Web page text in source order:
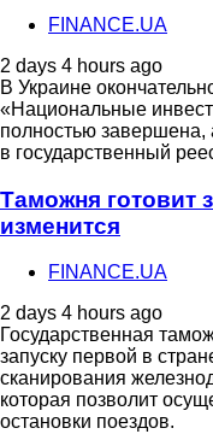
FINANCE.UA
2 days 4 hours ago
В Украине
«Национальные
полностью завершена,
в государственный
Таможня готовит
изменится
FINANCE.UA
2 days 4 hours ago
Государственная
запуску первой в
сканирования
которая позволит
остановки поездов.